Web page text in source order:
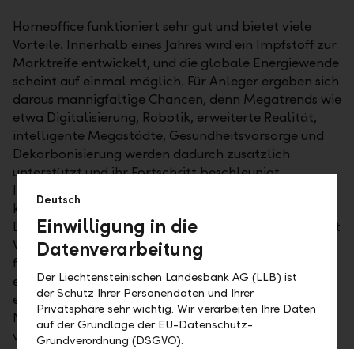
Homeoffice funktioniert sehr gut und bietet viele
Vorteile. Innerhalb eines Jahres wird ein Impfstoff zur
Marktreife entwickelt, und die globale Energiewende
scheint auf einmal möglich. Für Anleger ergeben sich
daraus mannigfaltige Chancen, denn Megatrends wie
etwa Digitalisierung, Robotik, erweiterte Realität,
intelligente Megastädte, Gesundheitsvorsorge und
Dekarbonisierung werden dadurch zusätzlich
unterstützt und ihr Fortschritt beschleunigt.
Insbesondere der dynamische Übergang zu einer
kohlenstoffarmen Wirtschaft verstärkt sich rasant.
Diese Investitionen verdrängen sowohl Fahrzeuge mit
Verbrennungsmotor als auch Stromerzeugung aus
fossilen Brennstoffen. Der Automobilsektor ist auf
einen sehr schnellen und grundlegenden Wandel
eingestellt. Der Anteil von Elektrofahrzeugen am
Neuwagenabsatz dürfte sich im nächsten Jahrzehnt
verdoppeln.
Deutsch
Einwilligung in die
Datenverarbeitung
Der Liechtensteinischen Landesbank AG (LLB) ist
der Schutz Ihrer Personendaten und Ihrer
Privatsphäre sehr wichtig. Wir verarbeiten Ihre Daten
auf der Grundlage der EU-Datenschutz-
Grundverordnung (DSGVO).